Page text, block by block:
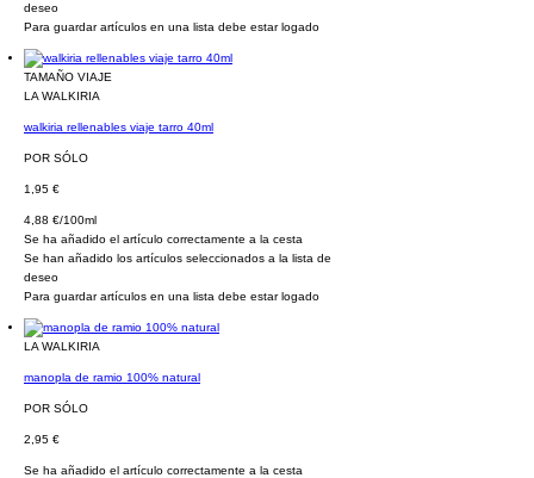
deseo
Para guardar artículos en una lista debe estar logado
TAMAÑO VIAJE
LA WALKIRIA
walkiria rellenables viaje tarro 40ml
POR SÓLO
1,95 €
4,88 €/100ml
Se ha añadido el artículo correctamente a la cesta
Se han añadido los artículos seleccionados a la lista de
deseo
Para guardar artículos en una lista debe estar logado
LA WALKIRIA
manopla de ramio 100% natural
POR SÓLO
2,95 €
Se ha añadido el artículo correctamente a la cesta